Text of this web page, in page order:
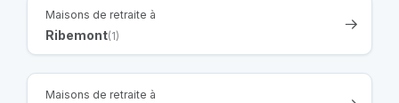
Maisons de retraite à
Ribemont(1)
Maisons de retraite à